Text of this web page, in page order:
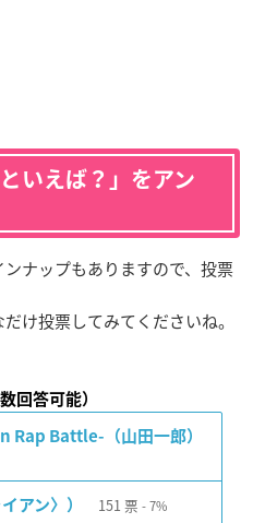
いえば？」をアン
ナップもありますので、投票
け投票してみてくださいね。
回答可能）
Rap Battle-（山田一郎）
アン〉） 151 票 7%